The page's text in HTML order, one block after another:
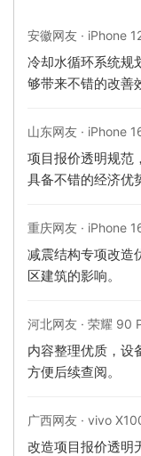
安徽网友 · iPhone
冷却水循环系统规
够带来不错的改善
山东网友 · iPhone
项目报价透明规范
具备不错的经济优
重庆网友 · iPhone
减震结构专项改造
区建筑的影响。
河北网友 · 荣耀 90
内容整理优质，设
方便后续查阅。
广西网友 · vivo
改造项目报价透明